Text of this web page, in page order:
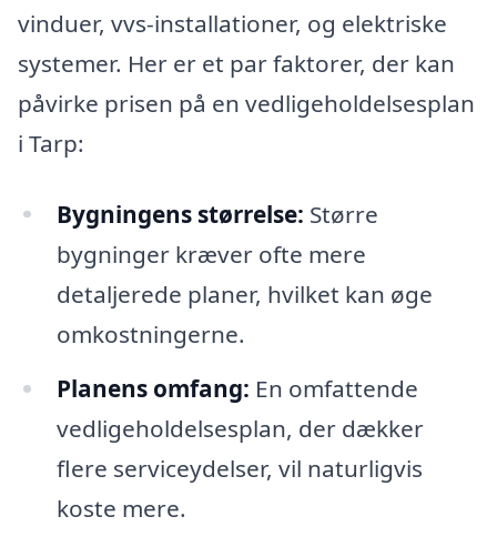
vinduer, vvs-installationer, og elektriske
systemer. Her er et par faktorer, der kan
påvirke prisen på en vedligeholdelsesplan
i Tarp:
Bygningens størrelse: Større
bygninger kræver ofte mere
detaljerede planer, hvilket kan øge
omkostningerne.
Planens omfang: En omfattende
vedligeholdelsesplan, der dækker
flere serviceydelser, vil naturligvis
koste mere.